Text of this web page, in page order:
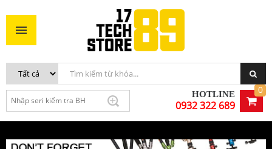
HOTLINE
0932 322 689
0